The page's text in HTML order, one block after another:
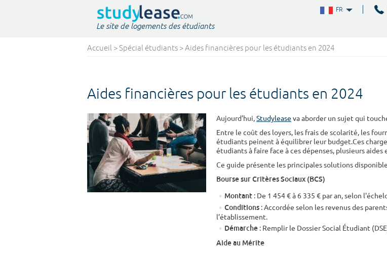
FR
Le site de logements des étudiants
Accueil >Spécial étudiants > Aides financières pour les étudiants en 2024
Aides financières pour les étudiants en 2024
Aujourd’hui,Studylease va aborder un sujet qui
Entre le coût des loyers, les frais de scolarité, les
étudiants peinent à équilibrer leur budget.Ces
étudiants à faire face à ces dépenses, plusieurs
Ce guide présente les principales solutions
Bourse sur Critères Sociaux (BCS)
Montant : De 1 454 € à 6 335 € par an, selon
Conditions : Accordée selon les revenus des
l’établissement.
Démarche : Remplir le Dossier Social Étudiant
Aide au Mérite